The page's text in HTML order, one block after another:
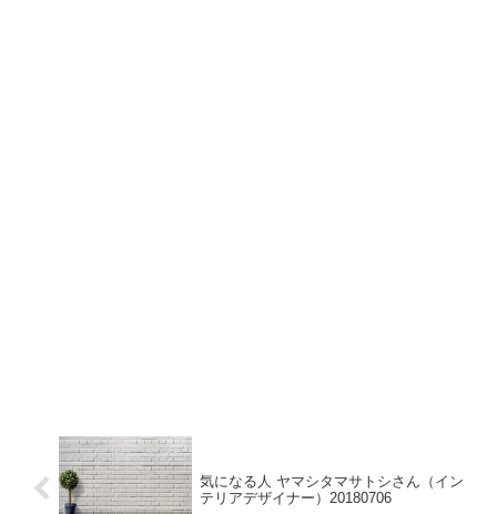
気になる人 ヤマシタマサトシさん（イン
テリアデザイナー）20180706